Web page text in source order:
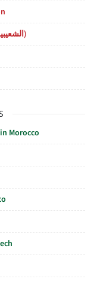
Chaibia Past Half Century of Career (الشعيبيةالعدراوي)
Morocco